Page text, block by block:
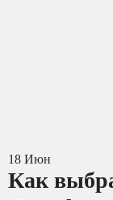
18 Июн
Как